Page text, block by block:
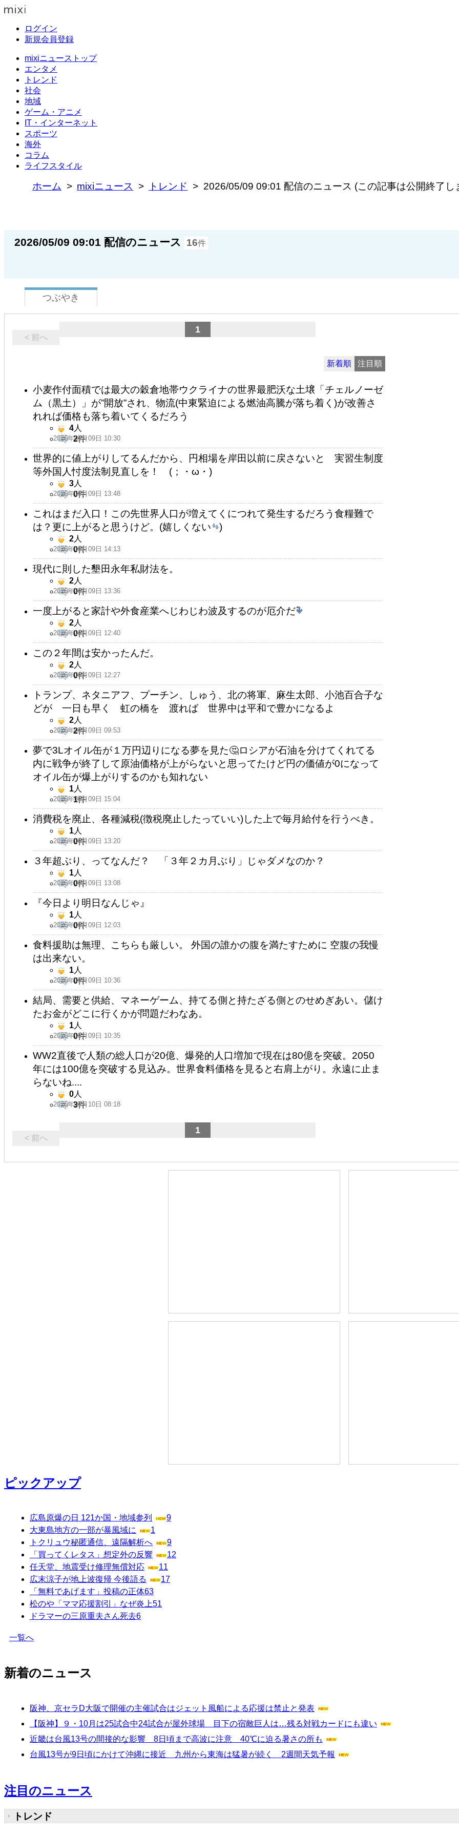
ログイン
新規会員登録
mixiニューストップ
エンタメ
トレンド
社会
地域
ゲーム・アニメ
IT・インターネット
スポーツ
海外
コラム
ライフスタイル
ホーム mixiニュース トレンド 2026/05/09 09:01 配信のニュース (この記事は公開終了し
2026/05/09 09:01 配信のニュース 16件
つぶやき
< 前へ
1
新着順 注目順
小麦作付面積では最大の穀倉地帯ウクライナの世界最肥沃な土壌「チェルノーゼ
ム（黒土）」が”開放”され、物流(中東緊迫による燃油高騰が落ち着く)が改善さ
れれば価格も落ち着いてくるだろう
2026年05月09日 10:30
4人
2件
世界的に値上がりしてるんだから、円相場を岸田以前に戻さないと 実習生制度
等外国人忖度法制見直しを！ (；・ω・)
2026年05月09日 13:48
3人
0件
これはまだ入口！この先世界人口が増えてくにつれて発生するだろう食糧難で
は？更に上がると思うけど。(嬉しくない
)
2026年05月09日 14:13
2人
0件
現代に則した墾田永年私財法を。
2026年05月09日 13:36
2人
0件
一度上がると家計や外食産業へじわじわ波及するのが厄介だ
2026年05月09日 12:40
2人
0件
この２年間は安かったんだ。
2026年05月09日 12:27
2人
0件
トランプ、ネタニアフ、プーチン、しゅう、北の将軍、麻生太郎、小池百合子な
どが 一日も早く 虹の橋を 渡れば 世界中は平和で豊かになるよ
2026年05月09日 09:53
2人
2件
夢で3Lオイル缶が１万円辺りになる夢を見た🤔ロシアが石油を分けてくれてる
内に戦争が終了して原油価格が上がらないと思ってたけど円の価値が0になって
オイル缶が爆上がりするのかも知れない
2026年05月09日 15:04
1人
1件
消費税を廃止、各種減税(徴税廃止したっていい)した上で毎月給付を行うべき。
2026年05月09日 13:20
1人
0件
３年超ぶり、ってなんだ？ 「３年２カ月ぶり」じゃダメなのか？
2026年05月09日 13:08
1人
0件
『今日より明日なんじゃ』
2026年05月09日 12:03
1人
0件
食料援助は無理、こちらも厳しい。 外国の誰かの腹を満たすために 空腹の我慢
は出来ない。
2026年05月09日 10:36
1人
0件
結局、需要と供給、マネーゲーム、持てる側と持たざる側とのせめぎあい。儲け
たお金がどこに行くかが問題だわなあ。
2026年05月09日 10:35
1人
0件
WW2直後で人類の総人口が20億、爆発的人口増加で現在は80億を突破。2050
年には100億を突破する見込み。世界食料価格を見ると右肩上がり。永遠に止ま
らないね....
2026年05月10日 08:18
0人
3件
< 前へ
1
ピックアップ
広島原爆の日 121か国・地域参列
9
大東島地方の一部が暴風域に
1
トクリュウ秘匿通信、遠隔解析へ
9
「買ってくレタス」想定外の反響
12
任天堂、地震受け修理無償対応
11
広末涼子が地上波復帰 今後語る
17
「無料であげます」投稿の正体63
松のや「ママ応援割引」なぜ炎上51
ドラマーの三原重夫さん死去6
一覧へ
新着のニュース
阪神、京セラD大阪で開催の主催試合はジェット風船による応援は禁止と発表
【阪神】９・10月は25試合中24試合が屋外球場 目下の宿敵巨人は…残る対戦カードにも違い
近畿は台風13号の間接的な影響 8日頃まで高波に注意 40℃に迫る暑さの所も
台風13号が9日頃にかけて沖縄に接近 九州から東海は猛暑が続く 2週間天気予報
注目のニュース
トレンド